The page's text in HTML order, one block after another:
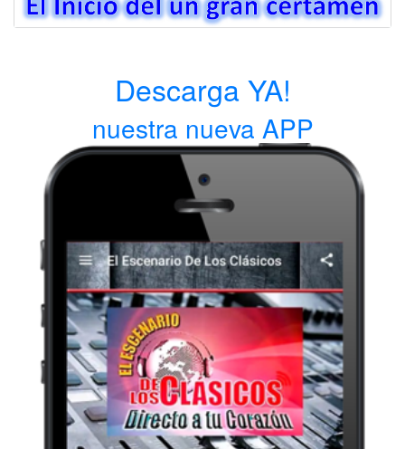
Descarga YA!
nuestra nueva APP